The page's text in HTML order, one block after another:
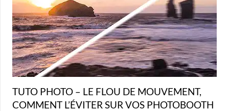
TUTO PHOTO – LE FLOU DE MOUVEMENT,
COMMENT L’ÉVITER SUR VOS PHOTOBOOTH